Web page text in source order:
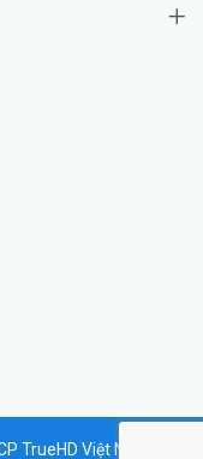
TrueHD Việt Nam